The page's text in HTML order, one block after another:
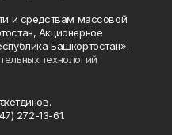
и средствам массовой
Акционерное
Башкортостан».
технологий
272-13-61.